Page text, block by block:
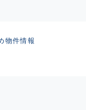
物件情報